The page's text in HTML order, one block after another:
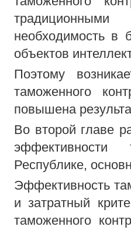
необходимость в
объектов
Поэтому
таможенного
повышена
Во второй главе
эффективности
Республике,
Эффективность
и затратный
таможенного